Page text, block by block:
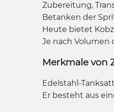
Zubereitung,
Betanken der
Heute bietet
Je nach Volumen
Merkmale von
Edelstahl-
Er besteht aus